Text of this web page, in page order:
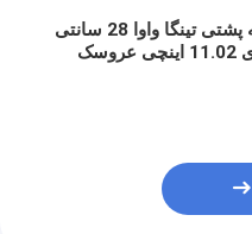
کوله پشتی تینگا واوا 28 سانتی
متری 11.02 اینچی عروسک